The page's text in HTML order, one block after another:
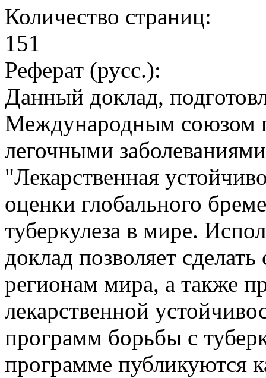
Количество страниц:
151
Реферат (русс.):
Данный доклад,
Международным союзом
легочными
"Лекарственная
оценки глобального
туберкулеза в мире.
доклад позволяет
регионам мира, а также
лекарственной
программ борьбы с
программе публикуются